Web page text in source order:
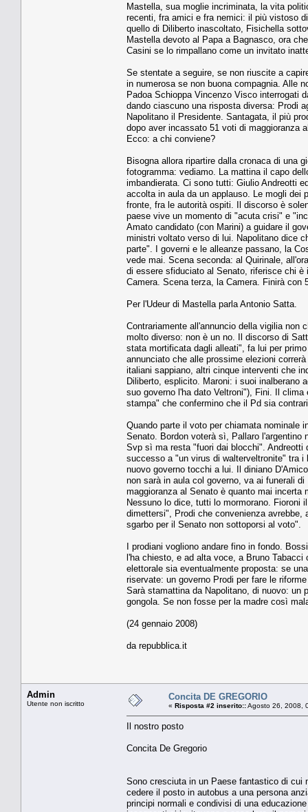
Mastella, sua moglie incriminata, la vita
recenti, fra amici e fra nemici: il più vistoso
quello di Diliberto inascoltato, Fisichella
Mastella devoto al Papa a Bagnasco, ora
Casini se lo rimpallano come un invitato
Se stentate a seguire, se non riuscite a
in numerosa se non buona compagnia. Alle
Padoa Schioppa Vincenzo Visco interrogati
dando ciascuno una risposta diversa: Prodi
Napolitano il Presidente. Santagata, il più
dopo aver incassato 51 voti di maggioranza
Ecco: a chi conviene?
Bisogna allora ripartire dalla cronaca di una
fotogramma: vediamo. La mattina il capo
imbandierata. Ci sono tutti: Giulio Andreotti
accolta in aula da un applauso. Le mogli dei
fronte, fra le autorità ospiti. Il discorso è
paese vive un momento di "acuta crisi" e
Amato candidato (con Marini) a guidare il
ministri voltato verso di lui. Napolitano dice
parte". I governi e le alleanze passano, la
vede mai. Scena seconda: al Quirinale,
di essere sfiduciato al Senato, riferisce chi
Camera. Scena terza, la Camera. Finirà
Per l'Udeur di Mastella parla Antonio Satta.
Contrariamente all'annuncio della vigilia non
molto diverso: non è un no. Il discorso di
stata mortificata dagli alleati", fa lui per
annunciato che alle prossime elezioni
italiani sappiano, altri cinque interventi che
Diliberto, esplicito. Maroni: i suoi inalberano
suo governo l'ha dato Veltroni"), Fini. Il
stampa" che confermino che il Pd sia
Quando parte il voto per chiamata nominale
Senato. Bordon voterà sì, Pallaro
Svp sì ma resta "fuori dai blocchi".
successo a "un virus di walterveltronite" tra
nuovo governo tocchi a lui. Il diniano
non sarà in aula col governo, va ai funerali
maggioranza al Senato è quanto mai
Nessuno lo dice, tutti lo mormorano. Fioroni
dimettersi", Prodi che convenienza
sgarbo per il Senato non sottoporsi al voto".
I prodiani vogliono andare fino in fondo.
l'ha chiesto, e ad alta voce, a Bruno
elettorale sia eventualmente proposta: se
riservate: un governo Prodi per fare le
Sarà stamattina da Napolitano, di nuovo: un
gongola. Se non fosse per la madre così
(24 gennaio 2008)
da repubblica.it
Admin
Utente non iscritto
Concita DE GREGORIO
« Risposta #2 inserito::Agosto 26, 2008,
Il nostro posto
Concita De Gregorio
Sono cresciuta in un Paese fantastico di cui
cedere il posto in autobus a una persona
principi normali e condivisi di una